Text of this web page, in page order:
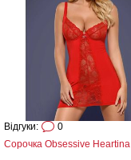
Сорочка Obsessive Heartina
Відгуки: 0